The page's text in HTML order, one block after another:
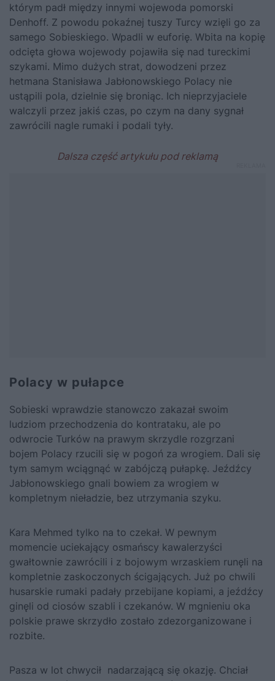
którym padł między innymi wojewoda pomorski
Denhoff. Z powodu pokaźnej tuszy Turcy wzięli go za
samego Sobieskiego. Wpadli w euforię. Wbita na kopię
odcięta głowa wojewody pojawiła się nad tureckimi
szykami. Mimo dużych strat, dowodzeni przez
hetmana Stanisława Jabłonowskiego Polacy nie
ustąpili pola, dzielnie się broniąc. Ich nieprzyjaciele
walczyli przez jakiś czas, po czym na dany sygnał
zawrócili nagle rumaki i podali tyły.
Polacy w pułapce
Sobieski wprawdzie stanowczo zakazał swoim
ludziom przechodzenia do kontrataku, ale po
odwrocie Turków na prawym skrzydle rozgrzani
bojem Polacy rzucili się w pogoń za wrogiem. Dali się
tym samym wciągnąć w zabójczą pułapkę. Jeźdźcy
Jabłonowskiego gnali bowiem za wrogiem w
kompletnym nieładzie, bez utrzymania szyku.
Kara Mehmed tylko na to czekał. W pewnym
momencie uciekający osmańscy kawalerzyści
gwałtownie zawrócili i z bojowym wrzaskiem runęli na
kompletnie zaskoczonych ścigających. Już po chwili
husarskie rumaki padały przebijane kopiami, a jeźdźcy
ginęli od ciosów szabli i czekanów. W mgnieniu oka
polskie prawe skrzydło zostało zdezorganizowane i
rozbite.
Pasza w lot chwycił nadarzającą się okazję. Chciał